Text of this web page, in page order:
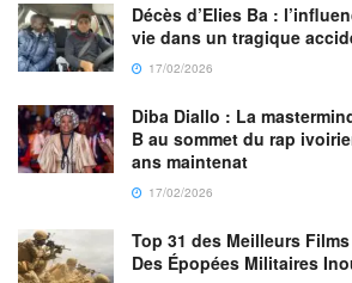
Décès d’Elies Ba :
vie dans un tragique
17/02/2026
Diba Diallo : La
B au sommet du rap
ans maintenat
17/02/2026
Top 31 des Meilleurs
Des Épopées Militaires